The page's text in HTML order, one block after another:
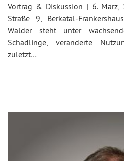
Vortrag & Diskussion | 6.
Straße 9, Berkatal-
Wälder steht unter
Schädlinge, veränderte
zuletzt…